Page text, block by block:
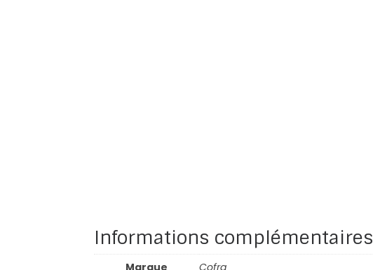
Informations complémentaires
Marque Cofra